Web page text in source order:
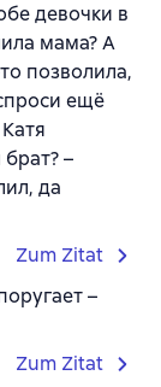
девочки в
мама? А
позволила,
ещё
–
да
Zum Zitat
–
Zum Zitat